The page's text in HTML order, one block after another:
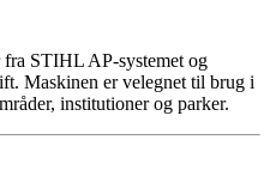
STIHL AP-systemet og
Maskinen er velegnet til brug i
institutioner og parker.